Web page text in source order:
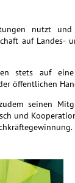
nutzt
auf Landes-
stets auf
öffentlichen
seinen
und